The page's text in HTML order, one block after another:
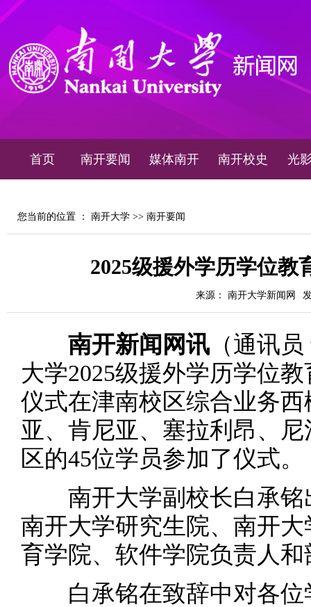
首页 南开要闻 媒体南开 南开校史 光
您当前的位置 ： 南开大学 >> 南开要闻
2025级援外学历学位教
来源： 南开大学新闻网
南开新闻网讯 （通讯
大学2025级援外学历学位
仪式在津南校区综合业务
亚、肯尼亚、塞拉利昂、
区的45位学员参加了仪式。
南开大学副校长白承铭
南开大学研究生院、南开
育学院、软件学院负责人
白承铭在致辞中对各位